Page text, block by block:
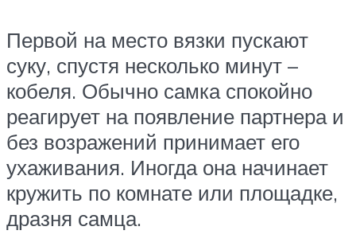
Первой на место вязки пускают
суку, спустя несколько минут –
кобеля. Обычно самка спокойно
реагирует на появление партнера и
без возражений принимает его
ухаживания. Иногда она начинает
кружить по комнате или площадке,
дразня самца.